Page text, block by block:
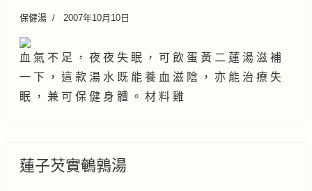
保健湯 2007年10月10日
血 氣 不 足 ， 夜 夜 失 眠 ， 可 飲 蛋 黃 二 蓮 湯 滋 補
一 下 ， 這 款 湯 水 既 能 養 血 滋 陰 ， 亦 能 治 療 失
眠 ， 兼 可 保 健 身 體 。 材 料 雞
蓮子芡實鵪鶉湯